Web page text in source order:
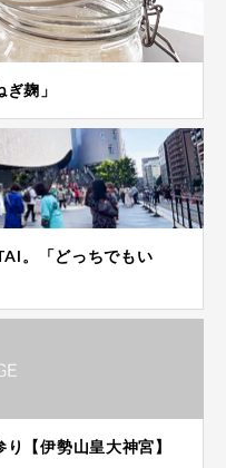
麹」
。「どっちでもい
【伊勢山皇大神宮】